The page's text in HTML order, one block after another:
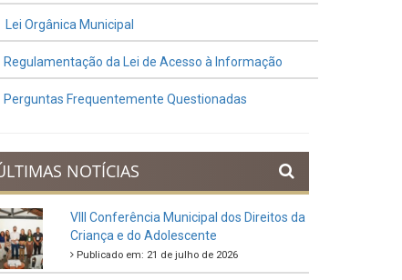
Demonstrativos Fiscais
Planejamento Orçamentário
Prestação de Contas
Lei Orgânica Municipal
Regulamentação da Lei de Acesso à Informação
Perguntas Frequentemente Questionadas